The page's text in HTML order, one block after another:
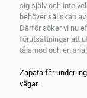
sig själv och inte
behöver sällskap
Därför söker vi nu
förutsättningar att
tålamod och en
Zapata får under
vägar.